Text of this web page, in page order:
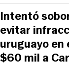
Intentó
evitar
uruguayo
$60 mil a